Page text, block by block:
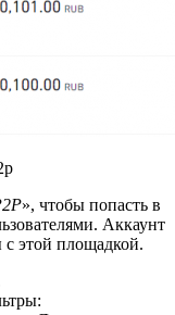
», чтобы попасть в
Аккаунт
этой площадкой.